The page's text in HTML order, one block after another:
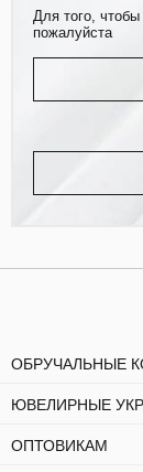
Для того,
пожалуйста
ОБРУЧАЛЬНЫЕ
ЮВЕЛИРНЫЕ
ОПТОВИКАМ